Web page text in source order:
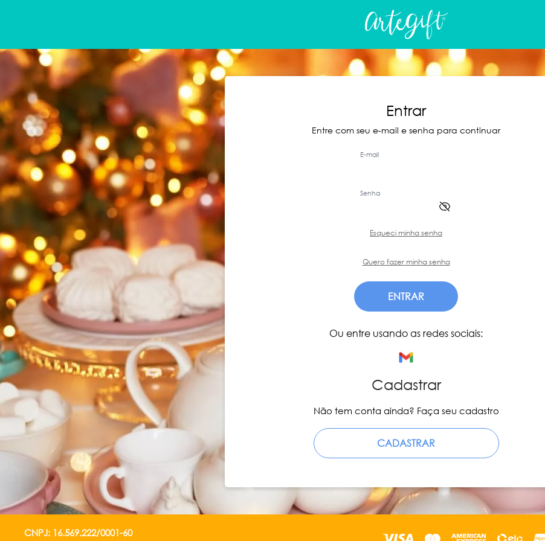
Entrar
Entre com seu e-mail e senha para continuar
E-mail
Senha
Esqueci minha senha
Quero fazer minha senha
ENTRAR
Ou entre usando as redes sociais:
Cadastrar
Não tem conta ainda? Faça seu cadastro
CADASTRAR
CNPJ: 16.569.222/0001-60